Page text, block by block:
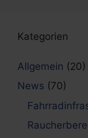
Kategorien
Allgemein (20)
News (70)